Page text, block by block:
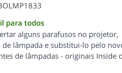
para todos
alguns parafusos no projetor,
lâmpada e substitui-lo pelo
de lâmpadas - originais Inside